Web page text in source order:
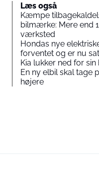
Læs også
Kæmpe
bilmærke: Mere end
værksted
Hondas nye
forventet og er nu
Kia lukker ned for
En ny elbil skal tage
højere